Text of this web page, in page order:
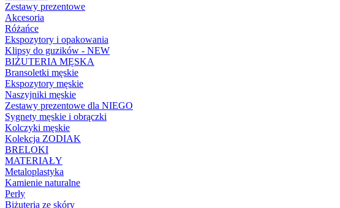
Zestawy prezentowe
Akcesoria
Różańce
Ekspozytory i opakowania
Klipsy do guzików - NEW
BIŻUTERIA MĘSKA
Bransoletki męskie
Ekspozytory męskie
Naszyjniki męskie
Zestawy prezentowe dla NIEGO
Sygnety męskie i obrączki
Kolczyki męskie
Kolekcja ZODIAK
BRELOKI
MATERIAŁY
Metaloplastyka
Kamienie naturalne
Perły
Biżuteria ze skóry